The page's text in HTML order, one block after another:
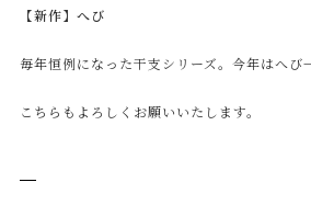
【新作】へび
毎年恒例になった干支シリーズ。今年はへ
こちらもよろしくお願いいたします。